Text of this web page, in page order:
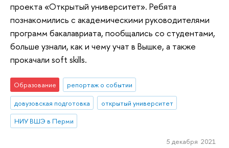
проекта «Открытый университет». Ребята
познакомились с академическими руководителями
программ бакалавриата, пообщались со студентами,
больше узнали, как и чему учат в Вышке, а также
прокачали soft skills.
Образование
репортаж о событии
довузовская подготовка
открытый университет
НИУ ВШЭ в Перми
5 декабря 2021